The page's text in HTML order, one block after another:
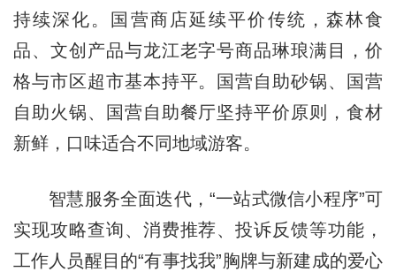
持续深化。国营商店延续平价传统，森林食
品、文创产品与龙江老字号商品琳琅满目，价
格与市区超市基本持平。国营自助砂锅、国营
自助火锅、国营自助餐厅坚持平价原则，食材
新鲜，口味适合不同地域游客。
智慧服务全面迭代，“一站式微信小程序”可
实现攻略查询、消费推荐、投诉反馈等功能，
工作人员醒目的“有事找我”胸牌与新建成的爱心